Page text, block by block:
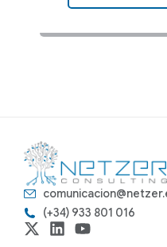
(+34) 933 801 016